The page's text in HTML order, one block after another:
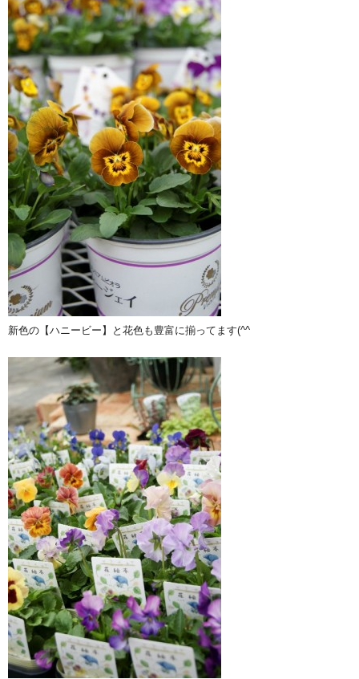
新色の【ハニービー】と花色も豊富に揃ってます(^^ゞ